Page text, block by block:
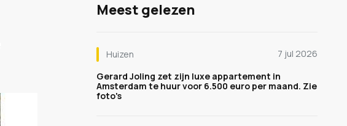
Meest gelezen
Huizen
7 jul 2026
Gerard Joling zet zijn luxe appartement in
Amsterdam te huur voor 6.500 euro per maand. Zie
foto's